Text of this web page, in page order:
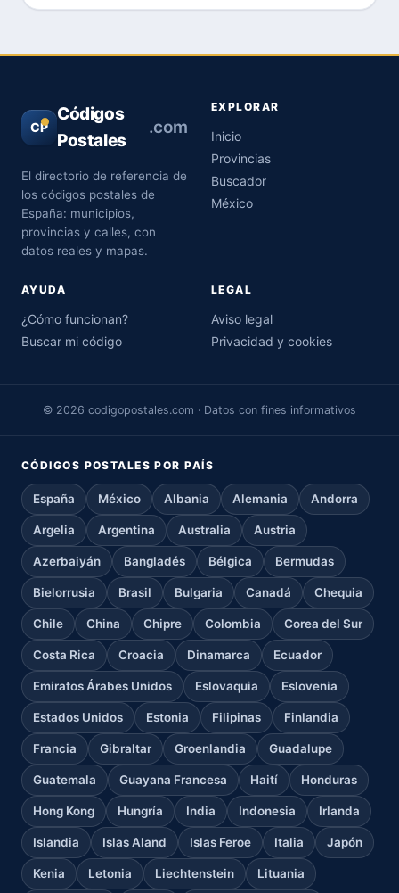
CP
Códigos
Postales
.com
El directorio de referencia de
los códigos postales de
España: municipios,
provincias y calles, con
datos reales y mapas.
EXPLORAR
Inicio
Provincias
Buscador
México
AYUDA
¿Cómo funcionan?
Buscar mi código
LEGAL
Aviso legal
Privacidad y cookies
© 2026 codigopostales.com · Datos con fines informativos
CÓDIGOS POSTALES POR PAÍS
España México Albania Alemania Andorra
Argelia Argentina Australia Austria
Azerbaiyán Bangladés Bélgica Bermudas
Bielorrusia Brasil Bulgaria Canadá Chequia
Chile China Chipre Colombia Corea del Sur
Costa Rica Croacia Dinamarca Ecuador
Emiratos Árabes Unidos Eslovaquia Eslovenia
Estados Unidos Estonia Filipinas Finlandia
Francia Gibraltar Groenlandia Guadalupe
Guatemala Guayana Francesa Haití Honduras
Hong Kong Hungría India Indonesia Irlanda
Islandia Islas Aland Islas Feroe Italia Japón
Kenia Letonia Liechtenstein Lituania